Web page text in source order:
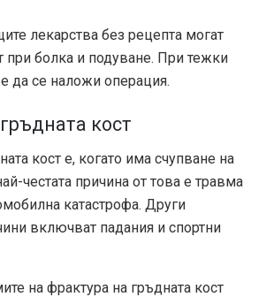
лекарства без рецепта могат
при болка и подуване. При тежки
да се наложи операция.
кост
кост е, когато има счупване на
честата причина от това е травма
катастрофа. Други
включват падания и спортни
на фрактура на гръдната кост